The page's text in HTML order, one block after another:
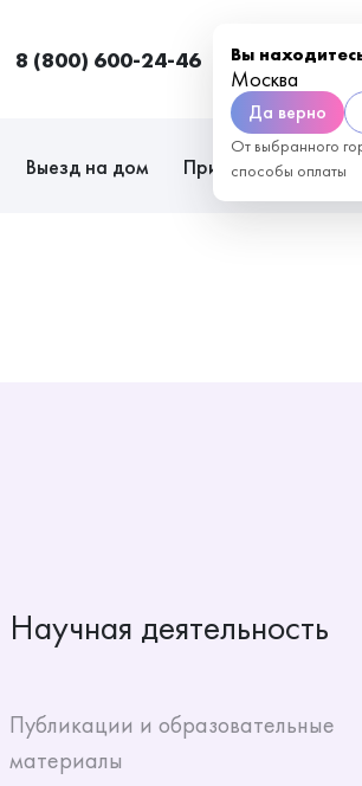
8 (800) 600-24-46 Вы
Москва
Да верно
От выбранного
способы оплаты
Москва
Выезд на дом Приём врачей
Научная деятельность
Публикации и образовательные
материалы